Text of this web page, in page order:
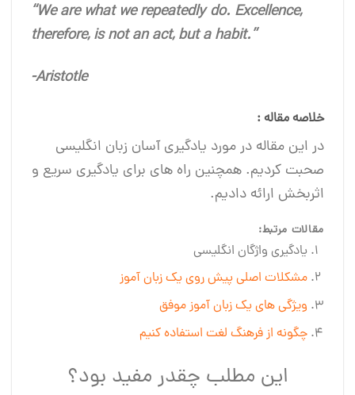
“We are what we repeatedly do. Excellence,
therefore, is not an act, but a habit.”
-Aristotle
خلاصه مقاله :
در این مقاله در مورد یادگیری آسان زبان انگلیسی
صحبت کردیم. همچنین راه های برای یادگیری سریع و
اثربخش ارائه دادیم.
مقالات مرتبط:
یادگیری واژگان انگلیسی
مشکلات اصلی پیش روی یک زبان آموز
ویژگی های یک زبان آموز موفق
چگونه از فرهنگ لغت استفاده کنیم
این مطلب چقدر مفید بود؟